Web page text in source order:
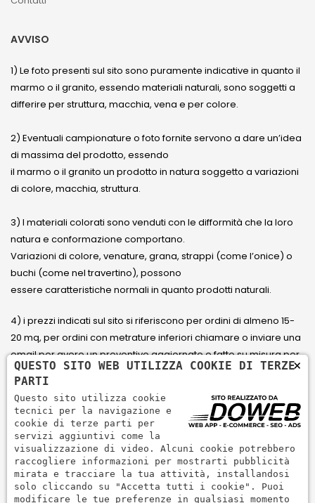
AVVISO
1) Le foto presenti sul sito sono puramente indicative in quanto il
marmo o il granito, essendo materiali naturali, sono soggetti a
differire per struttura, macchia, vena e per colore.
2) Eventuali campionature o foto fornite servono a dare un’idea
di massima del prodotto, essendo
il marmo o il granito un prodotto in natura soggetto a variazioni
di colore, macchia, struttura.
3) I materiali colorati sono venduti con le difformità che la loro
natura e conformazione comportano.
Variazioni di colore, venature, grana, strappi (come l’onice) o
buchi (come nel travertino), possono
essere caratteristiche normali in quanto prodotti naturali.
4) i prezzi indicati sul sito si riferiscono per ordini di almeno 15-
20 mq, per ordini con metrature inferiori chiamare o inviare una
email per avere un preventivo aggiornato e fatto su misura per
il cliente.
5) Paga con Carta di credito Visa, Visa Electron, Maestro,
Mastercard tramite il circuito PayPal. PayPal serve per pagare,
inviare denaro e accettare pagamenti in modo rapido,
semplice e sicuro.
×
QUESTO SITO WEB UTILIZZA COOKIE DI TERZE
PARTI
Questo sito utilizza cookie
tecnici per la navigazione e
cookie di terze parti per
servizi aggiuntivi come la
visualizzazione di video. Alcuni cookie potrebbero
raccogliere informazioni per mostrarti pubblicità
mirata e tracciare la tua attività, installandosi
solo cliccando su "Accetta tutti i cookie". Puoi
modificare le tue preferenze in qualsiasi momento